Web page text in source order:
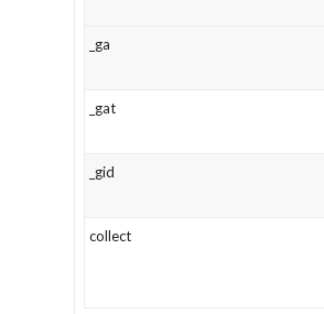
_ga
_gat
_gid
collect